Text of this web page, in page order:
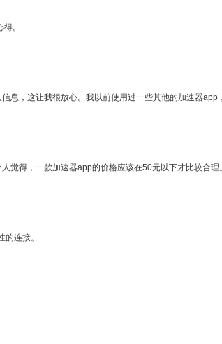
。
息，这让我很放心。我以前使用过一些其他的加速器app
觉得，一款加速器app的价格应该在50元以下才比较合理。
连接。